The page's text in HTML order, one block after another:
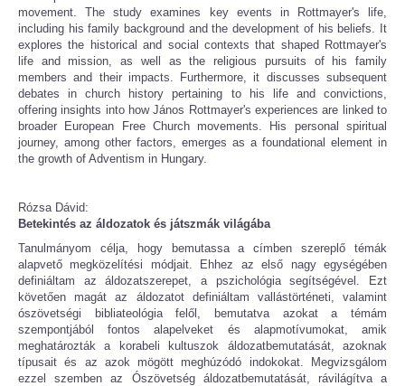
movement. The study examines key events in Rottmayer's life,
including his family background and the development of his beliefs. It
explores the historical and social contexts that shaped Rottmayer's
life and mission, as well as the religious pursuits of his family
members and their impacts. Furthermore, it discusses subsequent
debates in church history pertaining to his life and convictions,
offering insights into how János Rottmayer's experiences are linked to
broader European Free Church movements. His personal spiritual
journey, among other factors, emerges as a foundational element in
the growth of Adventism in Hungary.
Rózsa Dávid:
Betekintés az áldozatok és játszmák világába
Tanulmányom célja, hogy bemutassa a címben szereplő témák
alapvető megközelítési módjait. Ehhez az első nagy egységében
definiáltam az áldozatszerepet, a pszichológia segítségével. Ezt
követően magát az áldozatot definiáltam vallástörténeti, valamint
ószövetségi bibliateológia felől, bemutatva azokat a témám
szempontjából fontos alapelveket és alapmotívumokat, amik
meghatározták a korabeli kultuszok áldozatbemutatását, azoknak
típusait és az azok mögött meghúzódó indokokat. Megvizsgálom
ezzel szemben az Ószövetség áldozatbemutatását, rávilágítva a